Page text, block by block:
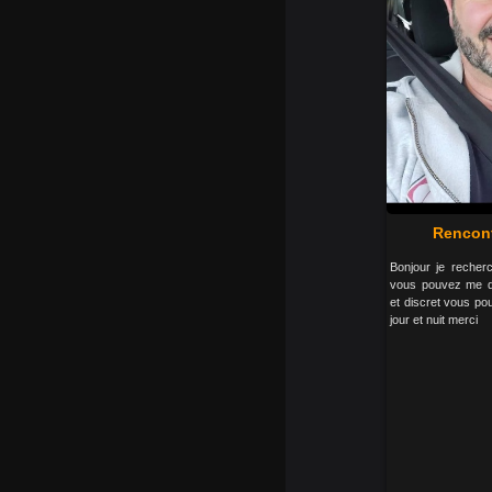
Bonjour je
vous pouvez me
et discret vous
jour et nuit merci